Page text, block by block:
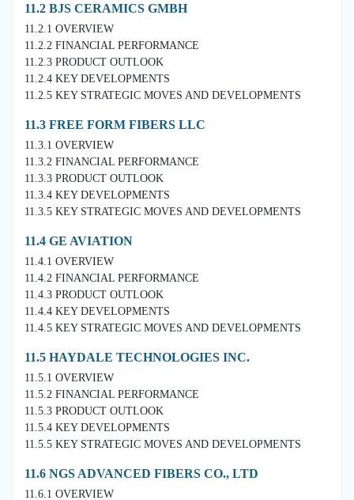
11.2 BJS CERAMICS GMBH
11.2.1 OVERVIEW
11.2.2 FINANCIAL PERFORMANCE
11.2.3 PRODUCT OUTLOOK
11.2.4 KEY DEVELOPMENTS
11.2.5 KEY STRATEGIC MOVES AND DEVELOPMENTS
11.3 FREE FORM FIBERS LLC
11.3.1 OVERVIEW
11.3.2 FINANCIAL PERFORMANCE
11.3.3 PRODUCT OUTLOOK
11.3.4 KEY DEVELOPMENTS
11.3.5 KEY STRATEGIC MOVES AND DEVELOPMENTS
11.4 GE AVIATION
11.4.1 OVERVIEW
11.4.2 FINANCIAL PERFORMANCE
11.4.3 PRODUCT OUTLOOK
11.4.4 KEY DEVELOPMENTS
11.4.5 KEY STRATEGIC MOVES AND DEVELOPMENTS
11.5 HAYDALE TECHNOLOGIES INC.
11.5.1 OVERVIEW
11.5.2 FINANCIAL PERFORMANCE
11.5.3 PRODUCT OUTLOOK
11.5.4 KEY DEVELOPMENTS
11.5.5 KEY STRATEGIC MOVES AND DEVELOPMENTS
11.6 NGS ADVANCED FIBERS CO., LTD
11.6.1 OVERVIEW